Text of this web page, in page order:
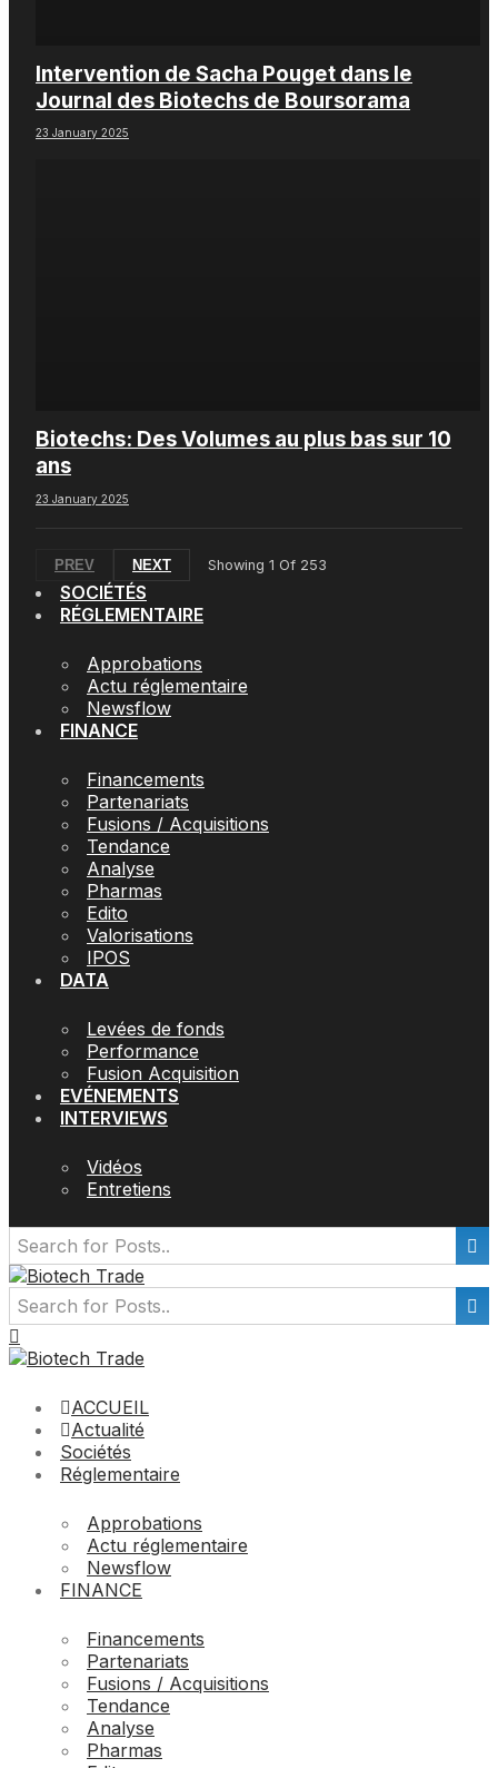
Intervention de Sacha Pouget dans le
Journal des Biotechs de Boursorama
23 January 2025
Biotechs: Des Volumes au plus bas sur 10
ans
23 January 2025
PREV NEXT Showing 1 Of 253
SOCIÉTÉS
RÉGLEMENTAIRE
Approbations
Actu réglementaire
Newsflow
FINANCE
Financements
Partenariats
Fusions / Acquisitions
Tendance
Analyse
Pharmas
Edito
Valorisations
IPOS
DATA
Levées de fonds
Performance
Fusion Acquisition
EVÉNEMENTS
INTERVIEWS
Vidéos
Entretiens
ACCUEIL
Actualité
Sociétés
Réglementaire
Approbations
Actu réglementaire
Newsflow
FINANCE
Financements
Partenariats
Fusions / Acquisitions
Tendance
Analyse
Pharmas